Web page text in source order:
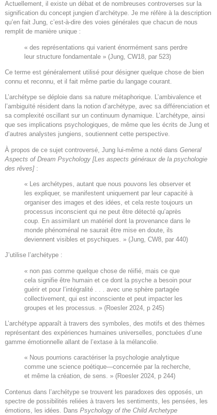
Actuellement, il existe un débat et de nombreuses controverses sur la
signification du concept jungien d’archétype. Je me réfère à la description
qu’en fait Jung, c’est-à-dire des voies générales que chacun de nous
remplit de manière unique :
« des représentations qui varient énormément sans perdre
leur structure fondamentale » (Jung, CW18, par 523)
Ce terme est généralement utilisé pour désigner quelque chose de bien
connu et reconnu, et il fait même partie du langage courant.
L’archétype se déploie dans sa nature métaphorique. L’ambivalence et
l’ambiguïté résident dans la notion d’archétype, avec sa différenciation et
sa complexité oscillant sur un continuum dynamique. L’archétype, ainsi
que ses implications psychologiques, de même que les écrits de Jung et
d’autres analystes jungiens, soutiennent cette perspective.
À propos de ce sujet controversé, Jung lui-même a noté dans General
Aspects of Dream Psychology [Les aspects généraux de la psychologie
des rêves] :
« Les archétypes, autant que nous pouvons les observer et
les expliquer, se manifestent uniquement par leur capacité à
organiser des images et des idées, et cela reste toujours un
processus inconscient qui ne peut être détecté qu’après
coup. En assimilant un matériel dont la provenance dans le
monde phénoménal ne saurait être mise en doute, ils
deviennent visibles et psychiques. » (Jung, CW8, par 440)
J’utilise l’archétype :
« non pas comme quelque chose de réifié, mais ce que
cela signifie être humain et ce dont la psyche a besoin pour
guérir et pour l’intégralité . . . avec une sphère partagée
collectivement, qui est inconsciente et peut impacter les
groupes et les processus. » (Roesler 2024, p 245)
L’archétype apparaît à travers des symboles, des motifs et des thèmes
représentant des expériences humaines universelles, ponctuées d’une
gamme émotionnelle allant de l’extase à la mélancolie.
« Nous pourrions caractériser la psychologie analytique
comme une science poétique—concernée par la recherche,
et même la création, de sens. » (Roesler 2024, p 244)
Contenus dans l’archétype se trouvent les paradoxes des opposés, un
spectre de possibilités reliées à travers les sentiments, les pensées, les
émotions, les idées. Dans Psychology of the Child Archetype